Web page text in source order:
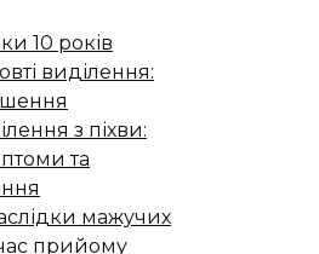
10 років
виділення:
з піхви:
та
мажучих
прийому